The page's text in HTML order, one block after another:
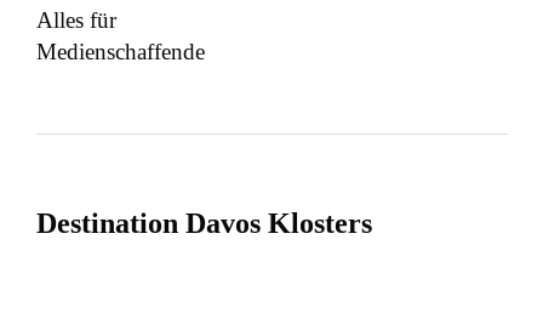
Alles für
Medienschaffende
Destination Davos Klosters